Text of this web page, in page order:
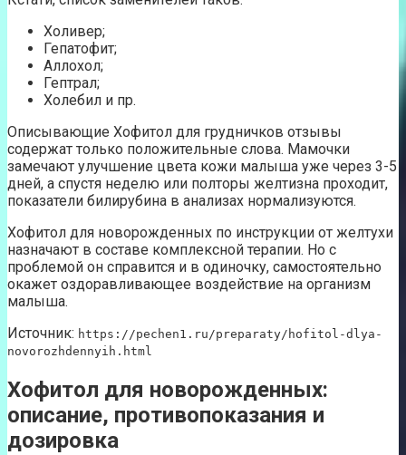
Холивер;
Гепатофит;
Аллохол;
Гептрал;
Холебил и пр.
Описывающие Хофитол для грудничков отзывы
содержат только положительные слова. Мамочки
замечают улучшение цвета кожи малыша уже через 3-5
дней, а спустя неделю или полторы желтизна проходит,
показатели билирубина в анализах нормализуются.
Хофитол для новорожденных по инструкции от желтухи
назначают в составе комплексной терапии. Но с
проблемой он справится и в одиночку, самостоятельно
окажет оздоравливающее воздействие на организм
малыша.
Источник: https://pechen1.ru/preparaty/hofitol-dlya-
novorozhdennyih.html
Хофитол для новорожденных:
описание, противопоказания и
дозировка